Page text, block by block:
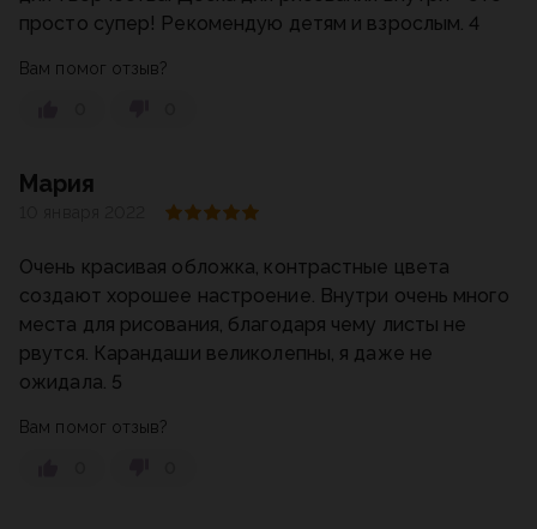
просто супер! Рекомендую детям и взрослым. 4
Вам помог отзыв?
Мария
Очень красивая обложка, контрастные цвета
создают хорошее настроение. Внутри очень много
места для рисования, благодаря чему листы не
рвутся. Карандаши великолепны, я даже не
ожидала. 5
Вам помог отзыв?